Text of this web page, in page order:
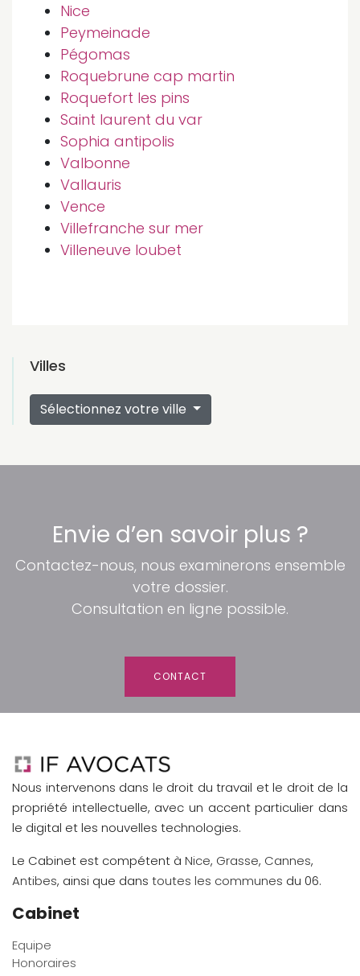
Nice
Peymeinade
Pégomas
Roquebrune cap martin
Roquefort les pins
Saint laurent du var
Sophia antipolis
Valbonne
Vallauris
Vence
Villefranche sur mer
Villeneuve loubet
Villes
Sélectionnez votre ville
Envie d’en savoir plus ?
Contactez-nous, nous examinerons ensemble
votre dossier.
Consultation en ligne possible.
CONTACT
Nous intervenons dans le droit du travail et le droit de la
propriété intellectuelle, avec un accent particulier dans
le digital et les nouvelles technologies.
Le Cabinet est compétent à Nice, Grasse, Cannes,
Antibes, ainsi que dans toutes les communes du 06.
Cabinet
Equipe
Honoraires